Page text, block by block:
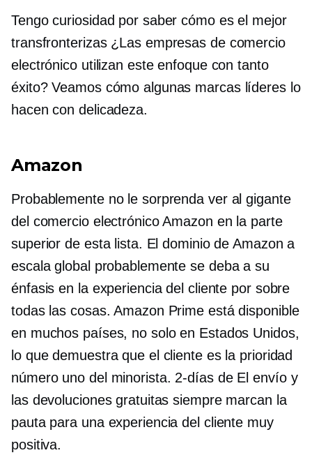
Tengo curiosidad por saber cómo es el mejor
transfronterizas¿Las empresas de comercio
electrónico utilizan este enfoque con tanto
éxito? Veamos cómo algunas marcas líderes lo
hacen con delicadeza.
Amazon
Probablemente no le sorprenda ver al gigante
del comercio electrónico Amazon en la parte
superior de esta lista. El dominio de Amazon a
escala global probablemente se deba a su
énfasis en la experiencia del cliente por sobre
todas las cosas. Amazon Prime está disponible
en muchos países, no solo en Estados Unidos,
lo que demuestra que el cliente es la prioridad
número uno del minorista. 2-días deEl envío y
las devoluciones gratuitas siempre marcan la
pauta para una experiencia del cliente muy
positiva.